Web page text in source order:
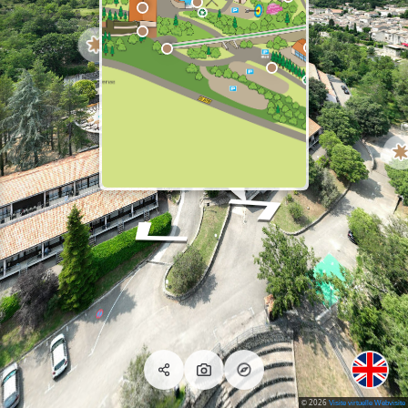
© 2026 Visite virtuelle Webvisite